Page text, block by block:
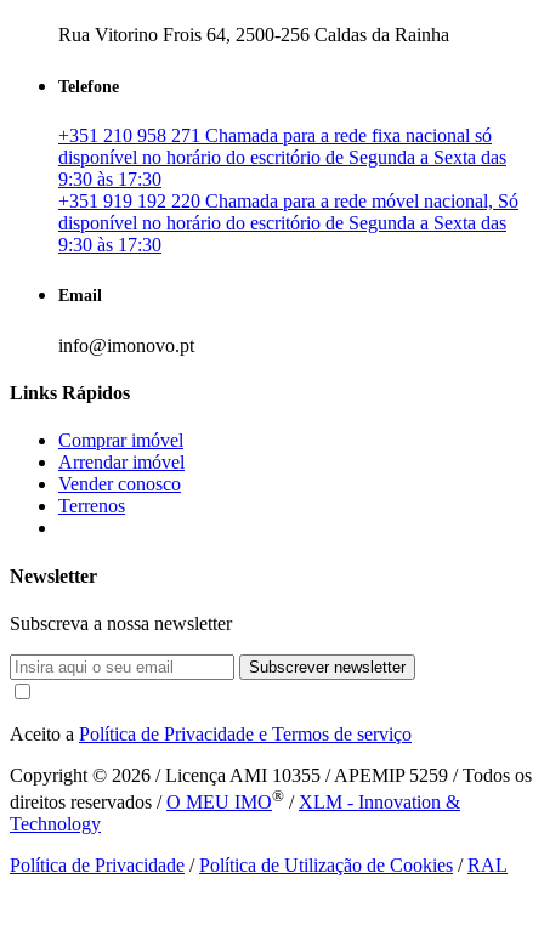
Rua Vitorino Frois 64, 2500-256 Caldas da Rainha
Telefone
+351 210 958 271 Chamada para a rede fixa nacional só
disponível no horário do escritório de Segunda a Sexta das
9:30 às 17:30
+351 919 192 220 Chamada para a rede móvel nacional, Só
disponível no horário do escritório de Segunda a Sexta das
9:30 às 17:30
Email
info@imonovo.pt
Links Rápidos
Comprar imóvel
Arrendar imóvel
Vender conosco
Terrenos
Newsletter
Subscreva a nossa newsletter
Subscrever newsletter
Aceito a Política de Privacidade e Termos de serviço
Copyright © 2026 / Licença AMI 10355 / APEMIP 5259 / Todos os
direitos reservados /O MEU IMO® / XLM - Innovation &
Technology
Política de Privacidade /Política de Utilização de Cookies /RAL